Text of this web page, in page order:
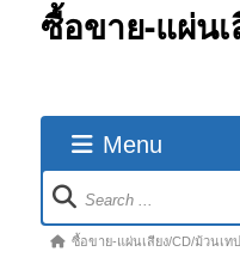
ซื้อขาย-แผ่น
Menu
Forum
Navigation
Forumซื้อขาย-แผ่นเสียง/CD/ม้วนเทป